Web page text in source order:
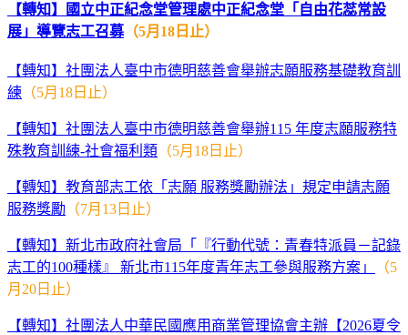
【轉知】國立中正紀念堂管理處中正紀念堂「自由花蕊常設
展」導覽志工召募（5月18日止）
【轉知】社團法人臺中市德明慈善會舉辦志願服務基礎教育訓
練 （5月18日止）
【轉知】社團法人臺中市德明慈善會舉辦115 年度志願服務特
殊教育訓練-社會福利類 （5月18日止）
【轉知】教育部志工依「志願 服務獎勵辦法」規定申請志願
服務獎勵 （7月13日止）
【轉知】新北市政府社會局「『行動代號：青春特派員－記錄
志工的100種樣』 新北市115年度青年志工參與服務方案」
（5
月20日止）
【轉知】社團法人中華民國應用商業管理協會主辦【2026夏令